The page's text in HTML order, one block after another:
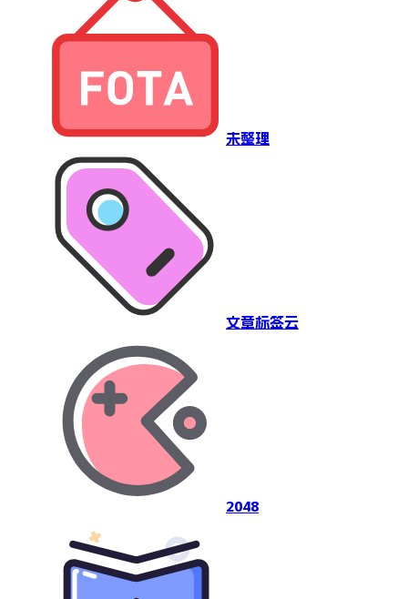
未整理
文章标签云
2048